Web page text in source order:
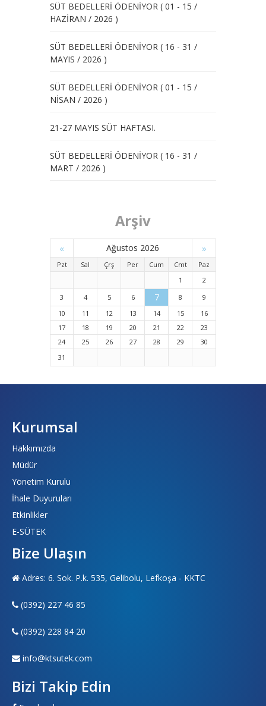
SÜT BEDELLERİ ÖDENİYOR ( 01 - 15 /
HAZİRAN / 2026 )
SÜT BEDELLERİ ÖDENİYOR ( 16 - 31 /
MAYIS / 2026 )
SÜT BEDELLERİ ÖDENİYOR ( 01 - 15 /
NİSAN / 2026 )
21-27 MAYIS SÜT HAFTASI.
SÜT BEDELLERİ ÖDENİYOR ( 16 - 31 /
MART / 2026 )
Arşiv
« Ağustos 2026 »
Pzt Sal Çrş Per Cum Cmt
Paz
1
2
3
4 5 6 7 8
9
10
11 12 13 14 15
16
17
18 19 20 21 22
23
24
25 26 27 28 29
30
31
Kurumsal
Hakkımızda
Müdür
Yönetim Kurulu
İhale Duyuruları
Etkinlikler
E-SÜTEK
Bize Ulaşın
Adres: 6. Sok. P.k. 535, Gelibolu, Lefkoşa - KKTC
(0392) 227 46 85
(0392) 228 84 20
info@ktsutek.com
Bizi Takip Edin